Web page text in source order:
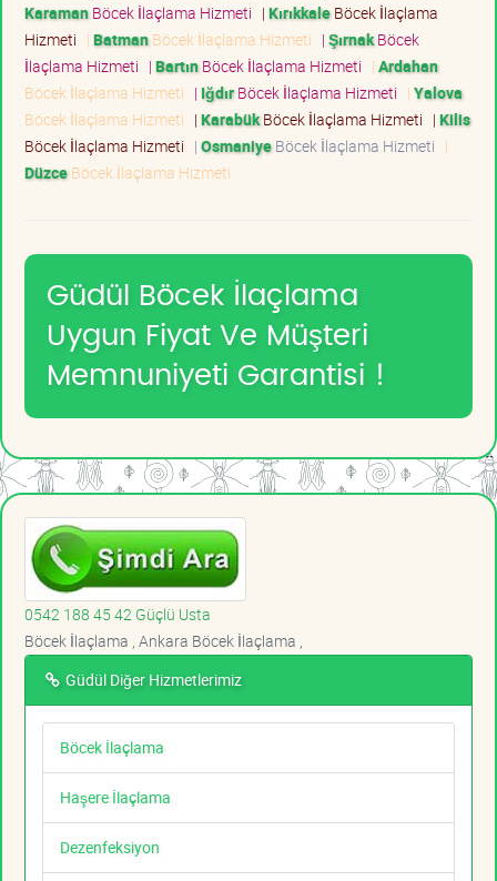
KaramanBöcek İlaçlama Hizmeti | KırıkkaleBöcek İlaçlama
Hizmeti | BatmanBöcek İlaçlama Hizmeti | ŞırnakBöcek
İlaçlama Hizmeti | BartınBöcek İlaçlama Hizmeti | Ardahan
Böcek İlaçlama Hizmeti | IğdırBöcek İlaçlama Hizmeti | Yalova
Böcek İlaçlama Hizmeti | KarabükBöcek İlaçlama Hizmeti | Kilis
Böcek İlaçlama Hizmeti | OsmaniyeBöcek İlaçlama Hizmeti |
DüzceBöcek İlaçlama Hizmeti
Güdül Böcek İlaçlama
Uygun Fiyat Ve Müşteri
Memnuniyeti Garantisi !
0542 188 45 42 Güçlü Usta
Böcek İlaçlama , Ankara Böcek İlaçlama ,
Güdül Diğer Hizmetlerimiz
Böcek İlaçlama
Haşere İlaçlama
Dezenfeksiyon